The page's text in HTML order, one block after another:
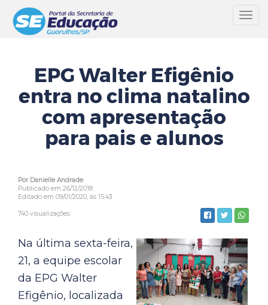
EPG Walter Efigênio
entra no clima natalino
com apresentação
para pais e alunos
Por Danielle Andrade
Publicado em 26/12/2018
Editado em 09/01/2020, às 15:43
740 visualizações
Na última sexta-feira,
21, a equipe escolar
da EPG Walter
Efigênio, localizada